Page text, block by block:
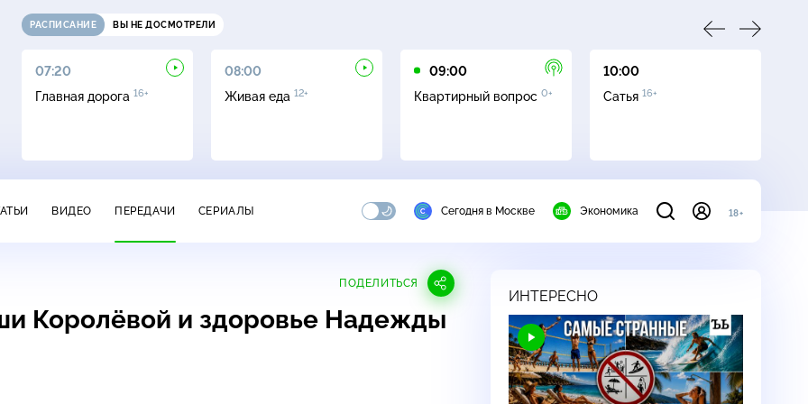
РАСПИСАНИЕ ВЫ НЕ ДОСМОТРЕЛИ
07:20
Главная дорога 16+
08:00
Живая еда 12+
09:00
Квартирный вопрос 0+
10:00
Сатья 16+
ВИДЕО ПЕРЕДАЧИ СЕРИАЛЫ Сегодня в Москве Экономика 18+
ПОДЕЛИТЬСЯ
Королёвой и здоровье Надежды
ИНТЕРЕСНО